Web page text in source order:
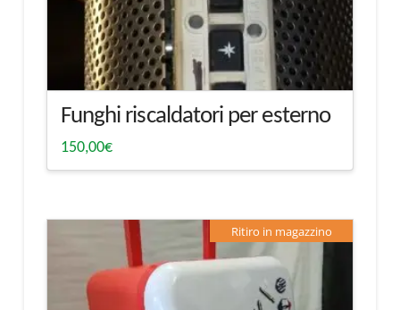
Funghi riscaldatori per esterno
150,00€
Ritiro in magazzino